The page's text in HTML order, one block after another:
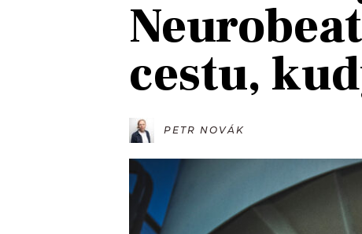
JAK NALADIT
RÁDIO
PROGRAM
SOUTĚŽE
cestu,
PETR NOVÁK